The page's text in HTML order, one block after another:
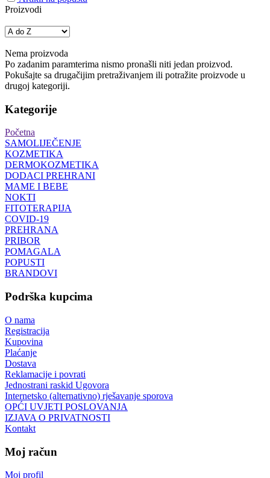
Proizvodi
Nema proizvoda
Po zadanim paramterima nismo pronašli niti jedan proizvod.
Pokušajte sa drugačijim pretraživanjem ili potražite proizvode u
drugoj kategoriji.
Kategorije
Početna
SAMOLIJEČENJE
KOZMETIKA
DERMOKOZMETIKA
DODACI PREHRANI
MAME I BEBE
NOKTI
FITOTERAPIJA
COVID-19
PREHRANA
PRIBOR
POMAGALA
POPUSTI
BRANDOVI
Podrška kupcima
O nama
Registracija
Kupovina
Plaćanje
Dostava
Reklamacije i povrati
Jednostrani raskid Ugovora
Internetsko (alternativno) rješavanje sporova
OPĆI UVJETI POSLOVANJA
IZJAVA O PRIVATNOSTI
Kontakt
Moj račun
Moj profil